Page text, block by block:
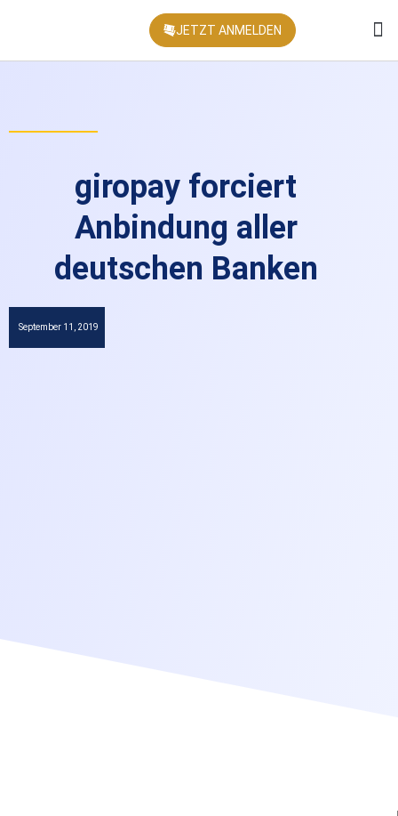
JETZT ANMELDEN
giropay forciert
Anbindung aller
deutschen Banken
September 11, 2019